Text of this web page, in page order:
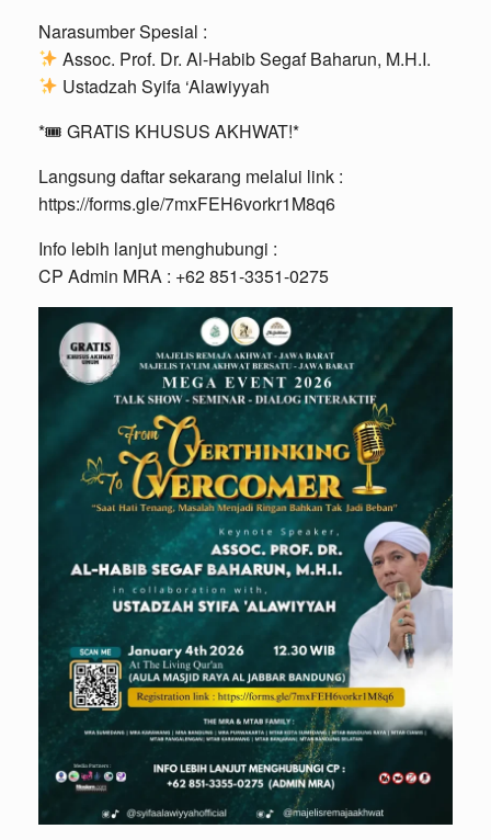
Narasumber Spesial :
Assoc. Prof. Dr. Al-Habib Segaf Baharun, M.H.I.
Ustadzah Syifa ‘Alawiyyah
*🎟 GRATIS KHUSUS AKHWAT!*
Langsung daftar sekarang melalui link :
https://forms.gle/7mxFEH6vorkr1M8q6
Info lebih lanjut menghubungi :
CP Admin MRA : +62 851-3351-0275